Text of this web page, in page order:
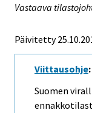
Vastaava
Päivitetty
Viittausohje:
Suomen